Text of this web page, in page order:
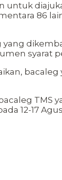
86
syarat
TMS
12-17